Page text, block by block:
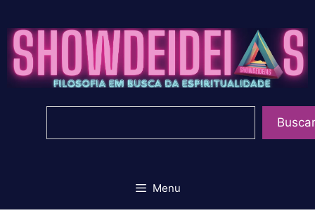
para
conteúdo
Buscar
Menu